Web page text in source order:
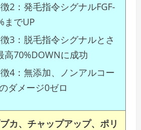
2：発毛指令シグナルFGF-
までUP
3：脱毛指令シグナルとさ
高70%DOWNに成功
4：無添加、ノンアルコー
ダメージ0ゼロ
カ、チャップアップ、ポリ